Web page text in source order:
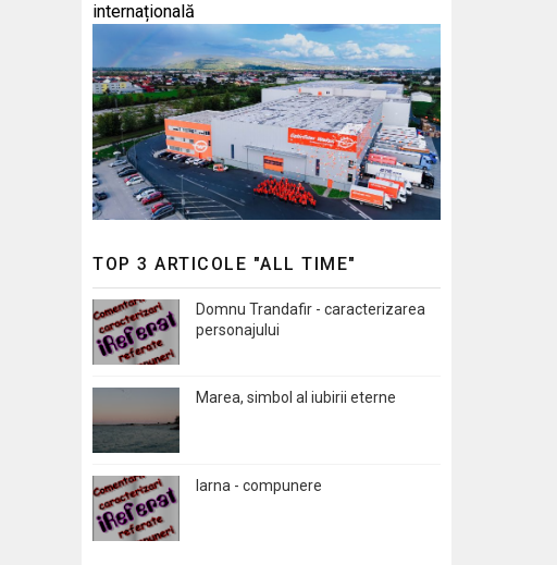
internațională
TOP 3 ARTICOLE "ALL TIME"
Domnu Trandafir - caracterizarea
personajului
Marea, simbol al iubirii eterne
Iarna - compunere